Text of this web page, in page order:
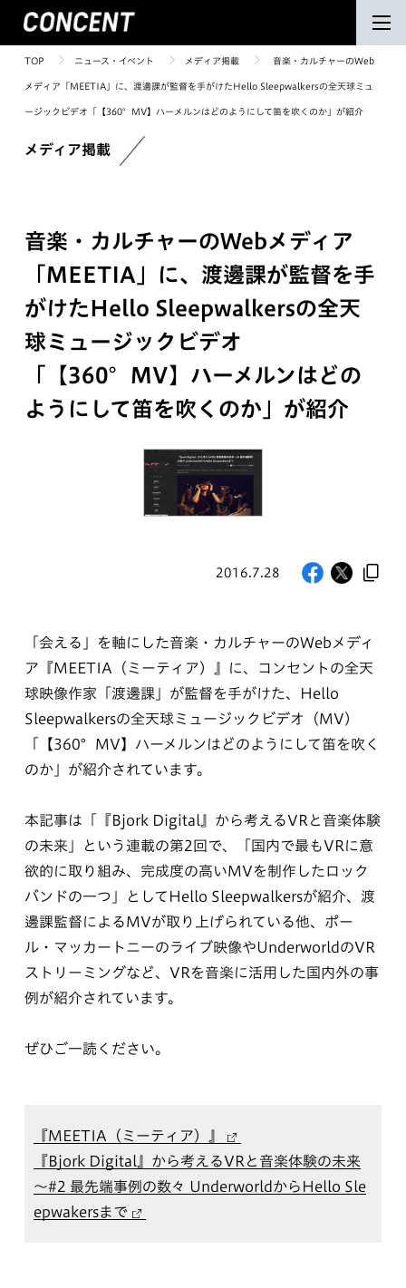
TOP ニュース・イベント メディア掲載 音楽・カルチャーのWeb
メディア「MEETIA」に、渡邊課が監督を手がけたHello Sleepwalkersの全天球ミュ
ージックビデオ「【360°MV】ハーメルンはどのようにして笛を吹くのか」が紹介
メディア掲載
音楽・カルチャーのWebメディア
「MEETIA」に、渡邊課が監督を手
がけたHello Sleepwalkersの全天
球ミュージックビデオ
「【360°MV】ハーメルンはどの
ようにして笛を吹くのか」が紹介
2016.7.28
「会える」を軸にした音楽・カルチャーのWebメディ
ア『MEETIA（ミーティア）』に、コンセントの全天
球映像作家「渡邊課」が監督を手がけた、Hello
Sleepwalkersの全天球ミュージックビデオ（MV）
「【360°MV】ハーメルンはどのようにして笛を吹く
のか」が紹介されています。
本記事は「『Bjork Digital』から考えるVRと音楽体験
の未来」という連載の第2回で、「国内で最もVRに意
欲的に取り組み、完成度の高いMVを制作したロック
バンドの一つ」としてHello Sleepwalkersが紹介、渡
邊課監督によるMVが取り上げられている他、ポー
ル・マッカートニーのライブ映像やUnderworldのVR
ストリーミングなど、VRを音楽に活用した国内外の事
例が紹介されています。
ぜひご一読ください。
『MEETIA（ミーティア）』
『Bjork Digital』から考えるVRと音楽体験の未来
～#2 最先端事例の数々 UnderworldからHello Sle
epwakersまで